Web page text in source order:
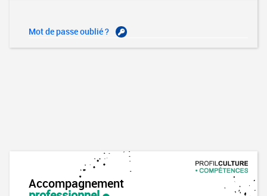
Mot de passe oublié ?
Accompagnement